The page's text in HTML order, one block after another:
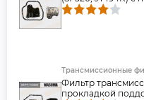
Трансмиссионные
Фильтр
прокладкой